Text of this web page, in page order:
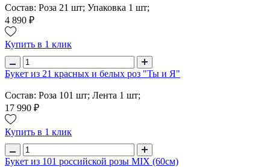
Состав: Роза 21 шт; Упаковка 1 шт;
4 890 ₽
Купить в 1 клик
Букет из 21 красных и белых роз "Ты и Я"
Состав: Роза 101 шт; Лента 1 шт;
17 990 ₽
Купить в 1 клик
Букет из 101 российской розы MIX (60см)